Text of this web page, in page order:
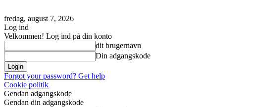
fredag, august 7, 2026
Log ind
Velkommen! Log ind på din konto
dit brugernavn
Din adgangskode
Forgot your password? Get help
Cookie politik
Gendan adgangskode
Gendan din adgangskode